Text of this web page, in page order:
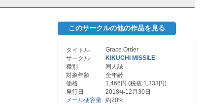
このサークルの他の作品を見る
タイトル
Grace Order
サークル
KIKUCHI MISSILE
種別
同人誌
対象年齢
全年齢
価格
1,466円 (税抜:1,333円)
発行日
2018年12月30日
メール便容量 約20%